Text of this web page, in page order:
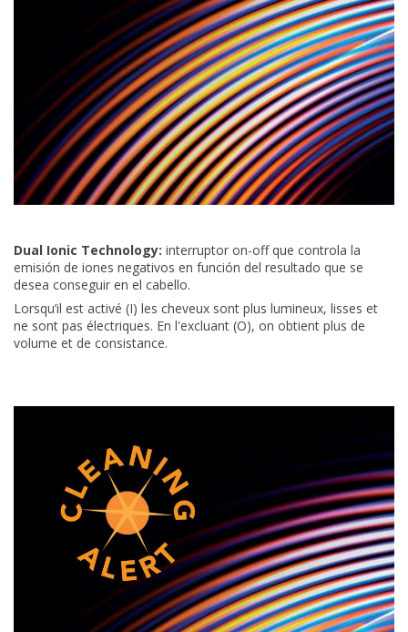
Dual Ionic Technology: interruptor on-off que controla la
emisión de iones negativos en función del resultado que se
desea conseguir en el cabello.
Lorsqu’il est activé (I) les cheveux sont plus lumineux, lisses et
ne sont pas électriques. En l'excluant (O), on obtient plus de
volume et de consistance.